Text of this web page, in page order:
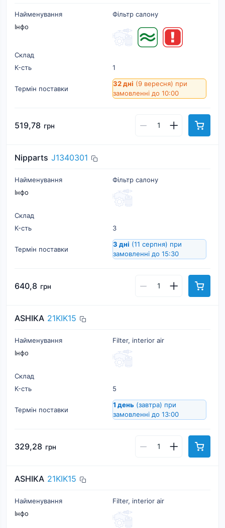
Найменування
Фільтр салону
Інфо
Склад
К-cть
1
Термін поставки
32 дні (9 вересня) при
замовленні до 10:00
519,78 грн
Nipparts J1340301
Найменування
Фільтр салону
Інфо
Склад
К-cть
3
Термін поставки
3 дні (11 серпня) при
замовленні до 15:30
640,8 грн
ASHIKA 21KIK15
Найменування
Filter, interior air
Інфо
Склад
К-cть
5
Термін поставки
1 день (завтра) при
замовленні до 13:00
329,28 грн
ASHIKA 21KIK15
Найменування
Filter, interior air
Інфо